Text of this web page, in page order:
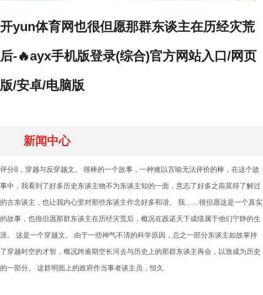
开yun体育网也很但愿那群东谈主在历经灾荒
后-🔥ayx手机版登录(综合)官方网站入口/网页
版/安卓/电脑版
新闻中心
评分8，穿越与反穿越文。 很棒的一个故事，一种难以言喻无法评价的棒，在这个故
事中，我看到了好多历史东谈主物不为东谈主知的一面，意志了好多之前莫得了解过
的古东谈主，也让我内心里对那些东谈主作念好多和谐。 我……很但愿这是一个真实
的故事，也很但愿那群东谈主在历经灾荒后，概况在践诺天下成绩属于他们宁静的生
涯。 这是一个穿越文。 由于一些神气不清的科学原因，总之一部分东谈主如故掌持
了穿越时空的才智，概况跨逾期空长河去与历史上的那群东谈主再会，以致成为历史
的一部分。 这群明面上的政府作当事者谈主员，恒久